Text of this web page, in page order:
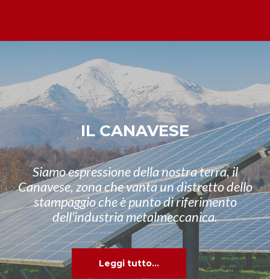
IL CANAVESE
Siamo espressione della nostra terra, il
Canavese, zona che vanta un distretto dello
stampaggio che è punto di riferimento
dell’industria metalmeccanica.
Leggi tutto...